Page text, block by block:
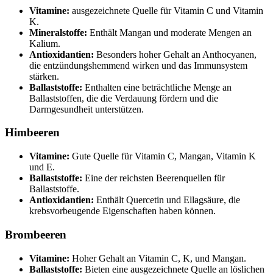
Vitamine: ausgezeichnete Quelle für Vitamin C und Vitamin
K.
Mineralstoffe: Enthält Mangan und moderate Mengen an
Kalium.
Antioxidantien: Besonders hoher Gehalt an Anthocyanen,
die entzündungshemmend wirken und das Immunsystem
stärken.
Ballaststoffe: Enthalten eine beträchtliche Menge an
Ballaststoffen, die die Verdauung fördern und die
Darmgesundheit unterstützen.
Himbeeren
Vitamine: Gute Quelle für Vitamin C, Mangan, Vitamin K
und E.
Ballaststoffe: Eine der reichsten Beerenquellen für
Ballaststoffe.
Antioxidantien: Enthält Quercetin und Ellagsäure, die
krebsvorbeugende Eigenschaften haben können.
Brombeeren
Vitamine: Hoher Gehalt an Vitamin C, K, und Mangan.
Ballaststoffe: Bieten eine ausgezeichnete Quelle an löslichen